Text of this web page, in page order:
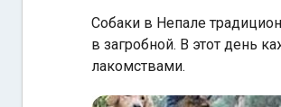
Собаки в Непале
в загробной. В этот день
лакомствами.